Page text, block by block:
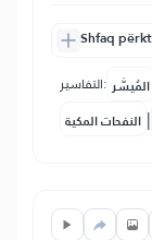
Shfaq
التفاسير: المُيسَّر
النفحات المكية |